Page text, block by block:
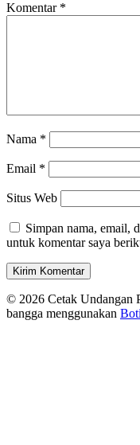
Komentar *
Nama *
Email *
Situs Web
Simpan nama, email,
untuk komentar saya
© 2026 Cetak Undangan
bangga menggunakan